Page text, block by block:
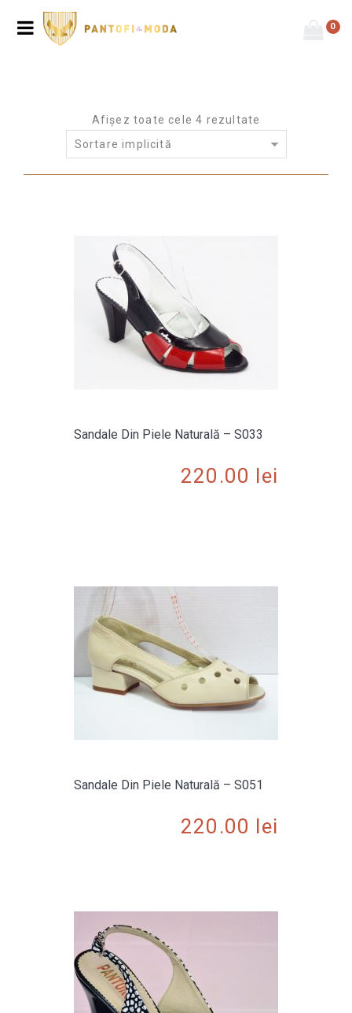
0
Produse etichetate “sandale dama”
Afișez toate cele 4 rezultate
Sortare implicită
Sandale Din Piele Naturală – S033
220.00 lei
Sandale Din Piele Naturală – S051
220.00 lei